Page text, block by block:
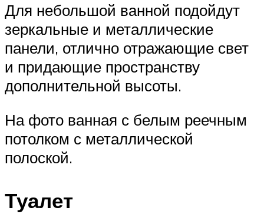
Для небольшой ванной подойдут
зеркальные и металлические
панели, отлично отражающие свет
и придающие пространству
дополнительной высоты.
На фото ванная с белым реечным
потолком с металлической
полоской.
Туалет